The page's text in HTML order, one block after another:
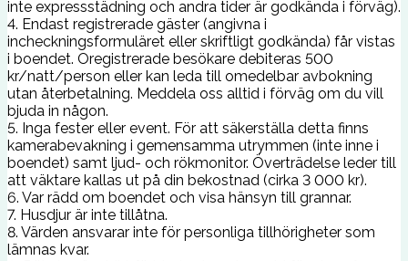
inte expressstädning och andra tider är godkända i förväg).
4. Endast registrerade gäster (angivna i
incheckningsformuläret eller skriftligt godkända) får vistas
i boendet. Oregistrerade besökare debiteras 500
kr/natt/person eller kan leda till omedelbar avbokning
utan återbetalning. Meddela oss alltid i förväg om du vill
bjuda in någon.
5. Inga fester eller event. För att säkerställa detta finns
kamerabevakning i gemensamma utrymmen (inte inne i
boendet) samt ljud- och rökmonitor. Överträdelse leder till
att väktare kallas ut på din bekostnad (cirka 3 000 kr).
6. Var rädd om boendet och visa hänsyn till grannar.
7. Husdjur är inte tillåtna.
8. Värden ansvarar inte för personliga tillhörigheter som
lämnas kvar.